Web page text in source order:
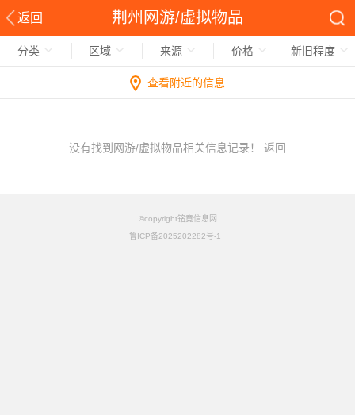
返回 荆州网游/虚拟物品
分类 区域 来源 价格 新旧程度
查看附近的信息
没有找到网游/虚拟物品相关信息记录！ 返回
©copyright铭竟信息网
鲁ICP备2025202282号-1